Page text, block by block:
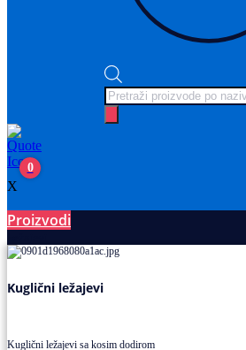
Products
search
0
X
Proizvodi
Kuglični ležajevi
Kuglični ležajevi sa kosim dodirom